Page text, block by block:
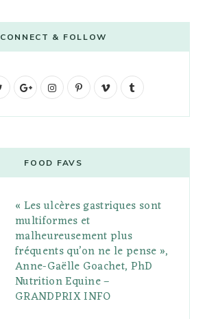
CONNECT & FOLLOW
t
G
g
l
e
P
l
s
I
t
a
g
r
a
m
P
e
r
e
s
V
o
l
r
FOOD FAVS
« Les ulcères gastriques sont
multiformes et
malheureusement plus
fréquents qu’on ne le pense »,
Anne-Gaëlle Goachet, PhD
Nutrition Equine –
GRANDPRIX INFO